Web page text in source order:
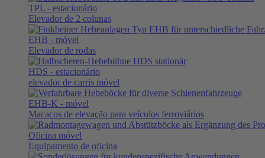
TPL - estacionário
Elevador de 2 colunas
EHB - móvel
Elevador de rodas
HDS - estacionário
elevador de carris móvel
EHB-K - móvel
Macacos de elevação para veículos ferroviários
Oficina móvel
Equipamento de oficina